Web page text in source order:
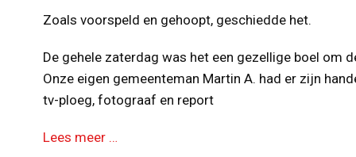
Zoals voorspeld en gehoopt, geschiedde het.
De gehele zaterdag was het een gezellige boel om
Onze eigen gemeenteman Martin A. had er zijn
tv-ploeg, fotograaf en report
Lees meer …